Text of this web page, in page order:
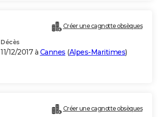
Créer une cagnotte obsèques
Décès
11/12/2017 à Cannes (Alpes-Maritimes)
Créer une cagnotte obsèques